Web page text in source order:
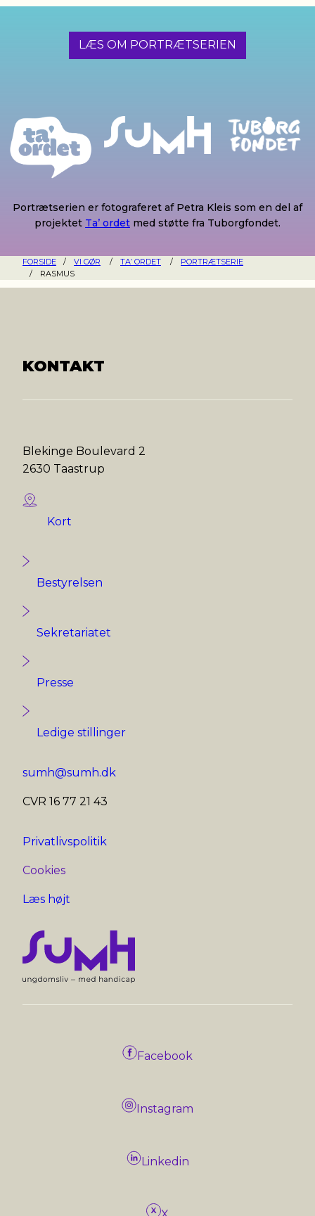
LÆS OM PORTRÆTSERIEN
Portrætserien er fotograferet af Petra Kleis som en del af
projektet Ta’ ordet med støtte fra Tuborgfondet.
FORSIDE / VI GØR / TA’ ORDET /
PORTRÆTSERIE
/
RASMUS
KONTAKT
Blekinge Boulevard 2
2630 Taastrup
Kort
Bestyrelsen
Sekretariatet
Presse
Ledige stillinger
sumh@sumh.dk
CVR 16 77 21 43
Privatlivspolitik
Cookies
Læs højt
Facebook
Instagram
Linkedin